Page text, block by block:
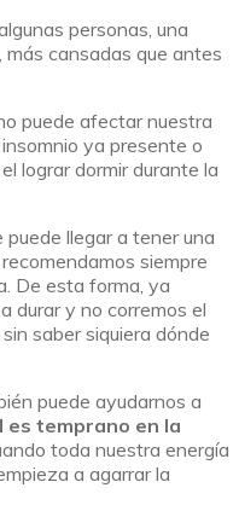
personas, una
cansadas que antes
puede afectar nuestra
ya presente o
lograr dormir durante la
puede llegar a tener una
siempre
De esta forma, ya
durar y no corremos el
saber siquiera dónde
puede ayudarnos a
es temprano en la
toda nuestra energía
a agarrar la